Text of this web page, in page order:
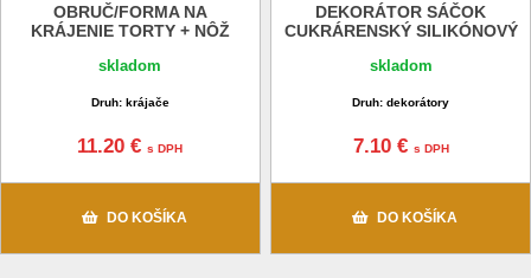
OBRUČ/FORMA NA
KRÁJENIE TORTY + NÔŽ
skladom
Druh: krájače
11.20 €s DPH
DO KOŠÍKA
DEKORÁTOR SÁČOK
CUKRÁRENSKÝ SILIKÓNOVÝ
skladom
Druh: dekorátory
7.10 € s DPH
DO KOŠÍKA